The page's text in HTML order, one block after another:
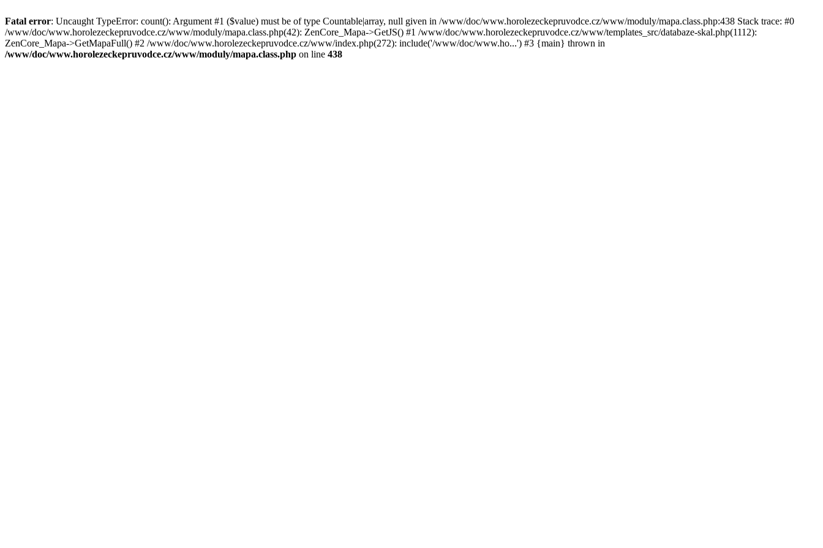
Fatal error: Uncaught TypeError: count(): Argument #1 ($value) must be of type Countable|array, null given in /www/doc/www.horolezeckepruvodce.cz/www/moduly/mapa.class.php:438 Stack trace: #0
/www/doc/www.horolezeckepruvodce.cz/www/moduly/mapa.class.php(42): ZenCore_Mapa->GetJS() #1 /www/doc/www.horolezeckepruvodce.cz/www/templates_src/databaze-skal.php(1112):
ZenCore_Mapa->GetMapaFull() #2 /www/doc/www.horolezeckepruvodce.cz/www/index.php(272): include('/www/doc/www.ho...') #3 {main} thrown in
/www/doc/www.horolezeckepruvodce.cz/www/moduly/mapa.class.php on line 438